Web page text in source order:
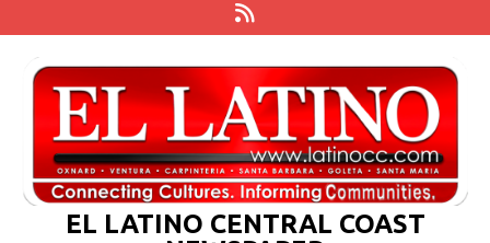
EL LATINO CENTRAL COAST